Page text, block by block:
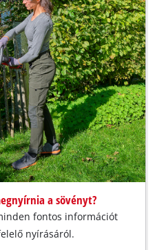
a sövényt?
fontos információt
nyírásáról.